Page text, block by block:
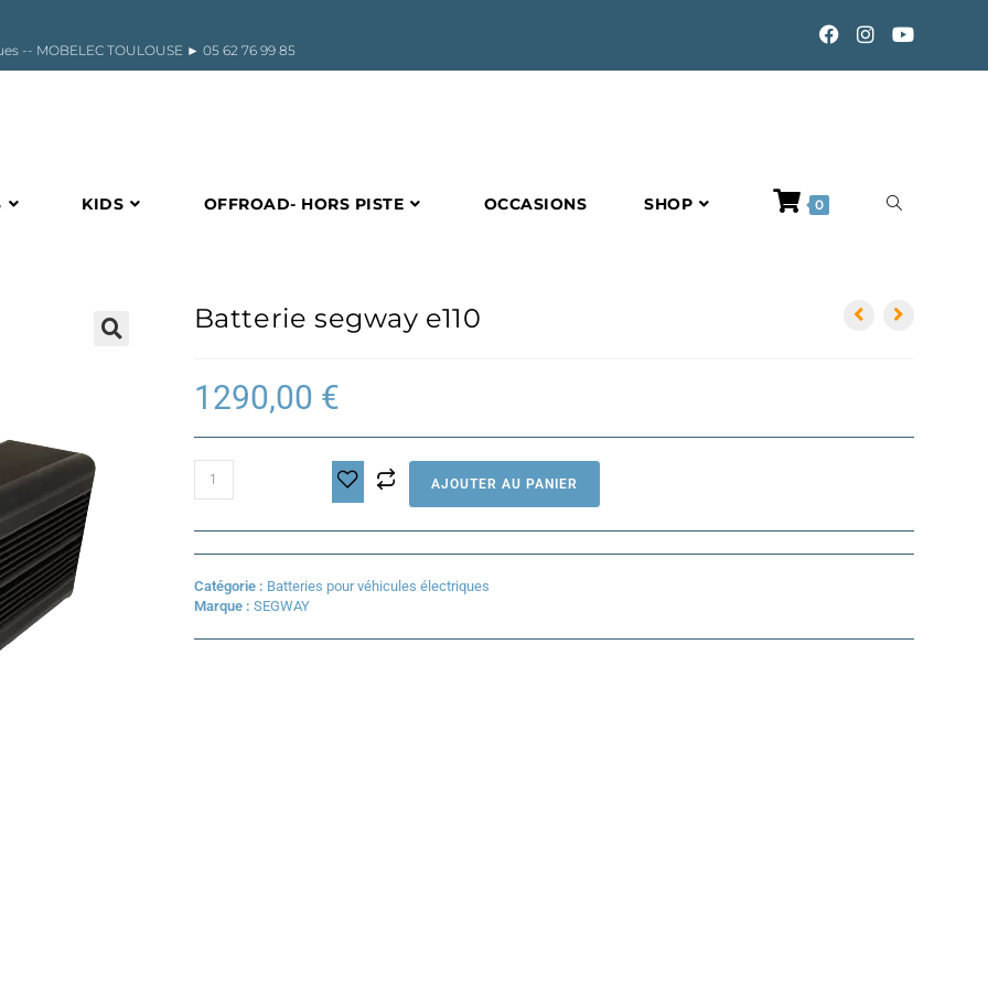
-- MOBELEC TOULOUSE ► 05 62 76 99 85
KIDS OFFROAD- HORS PISTE OCCASIONS SHOP 0 TOGGLE
Batterie segway e110
1290,00 €
segway
e110
AJOUTER AU PANIER
Catégorie : Batteries pour véhicules électriques
Marque : SEGWAY